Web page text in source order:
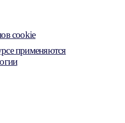
cookie
применяются